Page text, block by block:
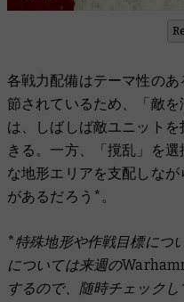
各戦力配備はテーマ性の
節されているため、「敵
は、しばしば敵ユニット
きる。一方、「撹乱」を
な地形エリアを支配しな
があるだろう*︎。
*特殊地形や作戦目標につ
については来週の
するので、随時チェックし